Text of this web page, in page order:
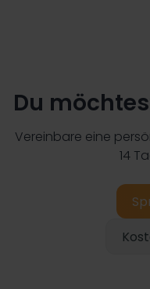
Du
Vereinbare eine
14